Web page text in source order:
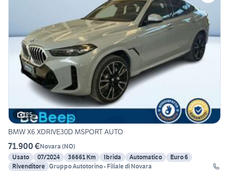
25
BMW X6 XDRIVE30D MSPORT AUTO
71.900 €Novara (NO)
Usato
07/2024 36661 Km Ibrida Automatico
Euro 6
Rivenditore Gruppo Autotorino - Filiale di Novara